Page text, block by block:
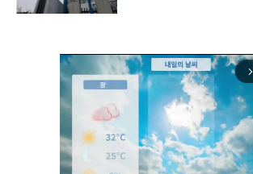
arrow_forward_ios